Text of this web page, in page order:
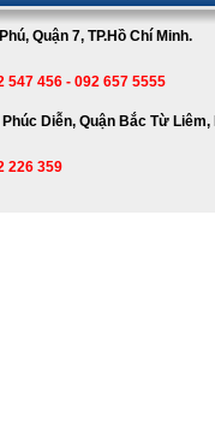
Quận 7, TP.Hồ Chí Minh.
547 456 - 092 657 5555
Diễn, Quận Bắc Từ Liêm,
226 359